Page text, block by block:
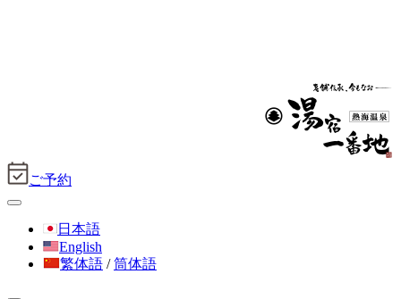
ご予約
日本語
English
繁体語 /筒体語